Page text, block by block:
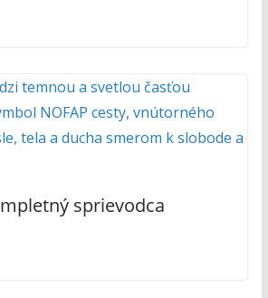
sprievodca